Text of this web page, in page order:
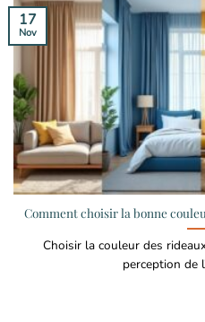
Comment choisir la bonne
Choisir la couleur des
perception de
17
Nov